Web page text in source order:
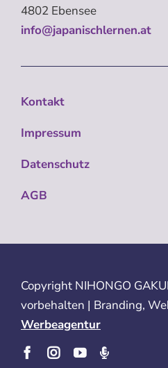
4802 Ebensee
info@japanischlernen.at
Kontakt
Impressum
Datenschutz
AGB
Copyright NIHONGO
vorbehalten | Branding,
Werbeagentur